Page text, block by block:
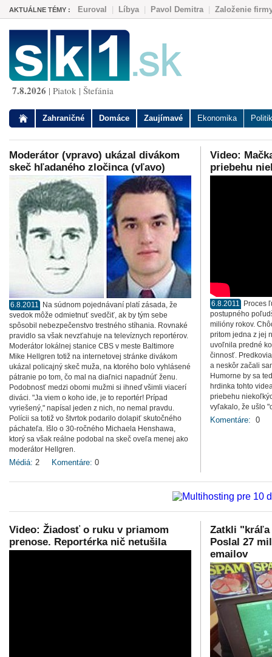
AKTUÁLNE TÉMY : Euroval Líbya| Pavol Demitra| Založenie
7.8.2026 | Piatok | Štefánia
Zahraničné Domáce Zaujímavé Ekonomika
Moderátor (vpravo) ukázal divákom
skeč hľadaného zločinca (vľavo)
6.8.2011
Na súdnom pojednávaní platí zásada, že
svedok môže odmietnuť svedčiť, ak by tým sebe
spôsobil nebezpečenstvo trestného stíhania. Rovnaké
pravidlo sa však nevzťahuje na televíznych reportérov.
Moderátor lokálnej stanice CBS v meste Baltimore
Mike Hellgren totiž na internetovej stránke divákom
ukázal policajný skeč muža, na ktorého bolo vyhlásené
pátranie po tom, čo mal na diaľnici napadnúť ženu.
Podobnosť medzi obomi mužmi si ihneď všimli viacerí
diváci. "Ja viem o koho ide, je to reportér! Prípad
vyriešený," napísal jeden z nich, no nemal pravdu.
Polícii sa totiž vo štvrtok podarilo dolapiť skutočného
páchateľa. Išlo o 30-ročného Michaela Henshawa,
ktorý sa však reálne podobal na skeč oveľa menej ako
moderátor Hellgren.
Médiá: 2 Komentáre: 0
Video:
priebehu
6.8.2011
Proces
postupného
milióny rokov.
pritom jedna z jej
uvoľnila predné
činnosť.
a neskôr začali
Humorne by sa
hrdinka tohto
priebehu
vyľakalo, že ušlo
Komentáre: 0
Video: Žiadosť o ruku v priamom
prenose. Reportérka nič netušila
Zatkli "kráľa
Poslal 27
emailov